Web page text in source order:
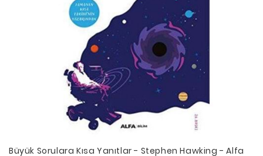
Büyük Sorulara Kısa Yanıtlar - Stephen Hawking - Alfa